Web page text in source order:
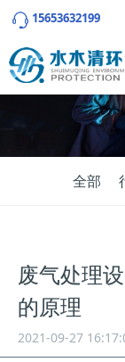
15653632199
全部
废气处理
的原理
2021-09-27